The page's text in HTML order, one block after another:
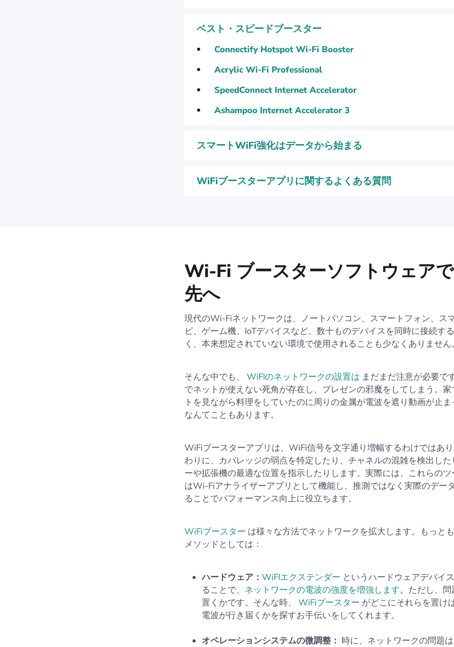
ベスト・スピードブースター
Connectify Hotspot Wi-Fi Booster
Acrylic Wi-Fi Professional
SpeedConnect Internet Accelerator
Ashampoo Internet Accelerator 3
スマートWiFi強化はデータから始まる
WiFiブースターアプリに関するよくある質問
Wi-Fi ブースターソフトウェア
先へ
現代のWi-Fiネットワークは、ノートパソコン、スマートフォン、ス
ビ、ゲーム機、IoTデバイスなど、数十ものデバイスを同時に接続す
く、本来想定されていない環境で使用されることも少なくありません
そんな中でも、 WiFIのネットワークの設置は まだまだ注意が必要で
でネットが使えない死角が存在し、プレゼンの邪魔をしてしまう。
トを見ながら料理をしていたのに周りの金属が電波を遮り動画が止
なんてこともあります。
WiFiブースターアプリは、WiFi信号を文字通り増幅するわけではあ
わりに、カバレッジの弱点を特定したり、チャネルの混雑を検出し
ーや拡張機の最適な位置を指示したりします。実際には、これらの
はWi-Fiアナライザーアプリとして機能し、推測ではなく実際のデー
ることでパフォーマンス向上に役立ちます。
WiFiブースター は様々な方法でネットワークを拡大します。もっと
メソッドとしては：
ハードウェア： WiFIエクステンダー というハードウェアデバイ
ることで、 ネットワークの電波の強度を増強します。ただし、
置くかです。そんな時、 WiFiブースター がどこにそれらを置け
電波が行き届くかを探すお手伝いをしてくれます。
オペレーションシステムの微調整： 時に、ネットワークの問題